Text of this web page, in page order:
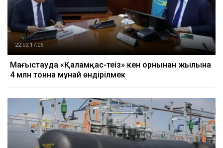
22.02 17:06
Маңғыстауда «Қаламқас-теңіз» кен орнынан жылына
4 млн тонна мұнай өндірілмек